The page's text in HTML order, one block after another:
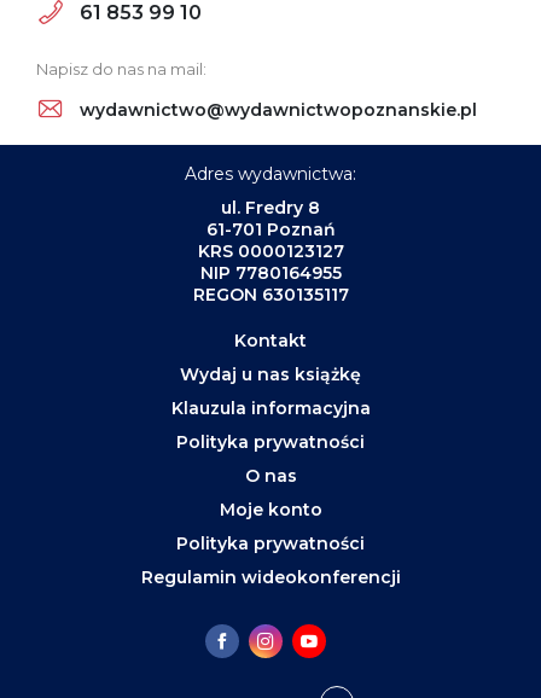
61 853 99 10
Napisz do nas na mail:
wydawnictwo@wydawnictwopoznanskie.pl
Adres wydawnictwa:
ul. Fredry 8
61-701 Poznań
KRS 0000123127
NIP 7780164955
REGON 630135117
Kontakt
Wydaj u nas książkę
Klauzula informacyjna
Polityka prywatności
O nas
Moje konto
Polityka prywatności
Regulamin wideokonferencji